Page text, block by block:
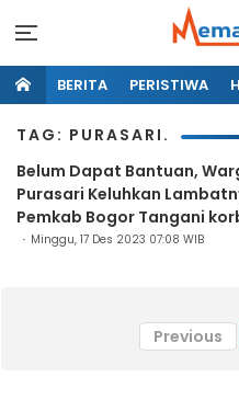
BERITA PERISTIWA
TAG: PURASARI.
Belum Dapat Bantuan,
Purasari Keluhkan
Pemkab Bogor Tangani
Gempa
Minggu, 17 Des 2023 07:08 WIB
Previous